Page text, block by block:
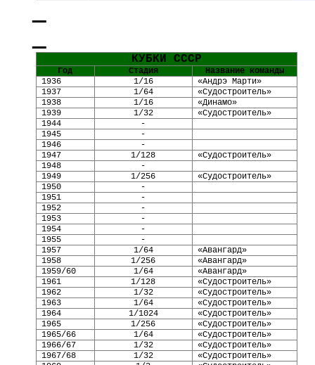
КУБКИ СССР
Год Стадия
Название команды
1936
1/16 «Андрэ Марти»
1937
1/64
«Судостроитель»
1938
1/16
«Динамо»
1939
1/32
«Судостроитель»
1944
-
1945
-
1946
-
1947 1/128
«Судостроитель»
1948
-
1949
1/256
«Судостроитель»
1950
-
1951
-
1952
-
1953
-
1954
-
1955
-
1957
1/64
«Авангард»
1958
1/256
«Авангард»
1959/60
1/64
«Авангард»
1961
1/128
«Судостроитель»
1962
1/32
«Судостроитель»
1963
1/64
«Судостроитель»
1964
1/1024
«Судостроитель»
1965
1/256
«Судостроитель»
1965/66
1/64
«Судостроитель»
1966/67
1/32
«Судостроитель»
1967/68
1/32
«Судостроитель»